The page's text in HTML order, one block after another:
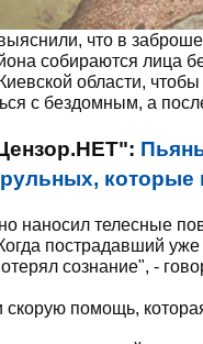
что в
собираются лица
области,
с бездомным, а
которые
наносил телесные
пострадавший
сознание", -
помощь,